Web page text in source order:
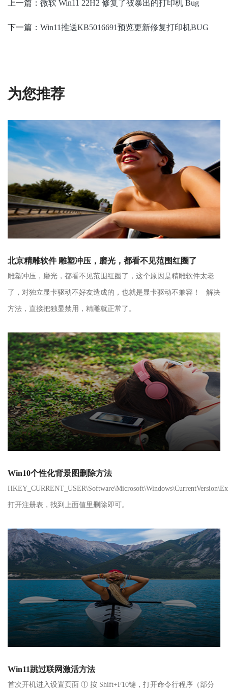
上一篇： 微软 Win11 22H2 修复了被暴出的打印机 Bug
下一篇： Win11推送KB5016691预览更新修复打印机BUG
为您推荐
北京精雕软件 雕塑冲压，磨光，都看不见范围红圈了
雕塑冲压，磨光，都看不见范围红圈了，这个原因是精雕软件太老
了，对独立显卡驱动不好友造成的，也就是显卡驱动不兼容！ 解决
方法，直接把独显禁用，精雕就正常了。
Win10个性化背景图删除方法
打开注册表，找到上面值里删除即可。
Win11跳过联网激活方法
首次开机进入设置页面 ① 按 Shift+F10键，打开命令行程序（部分